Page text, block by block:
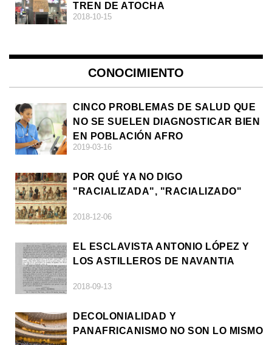
TREN DE ATOCHA
2018-10-15
CONOCIMIENTO
CINCO PROBLEMAS DE SALUD QUE
NO SE SUELEN DIAGNOSTICAR BIEN
EN POBLACIÓN AFRO
2019-03-16
POR QUÉ YA NO DIGO
"RACIALIZADA", "RACIALIZADO"
2018-12-06
EL ESCLAVISTA ANTONIO LÓPEZ Y
LOS ASTILLEROS DE NAVANTIA
2018-09-13
DECOLONIALIDAD Y
PANAFRICANISMO NO SON LO MISMO